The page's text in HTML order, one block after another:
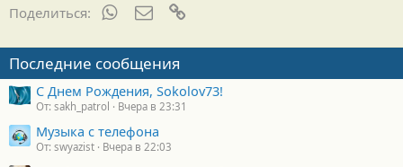
Поделиться: WhatsAppЭлектронная почта
Последние сообщения
С Днем Рождения, Sokolov73!
От: sakh_patrol Вчера в 23:31
Музыка с телефона
От: swyazist Вчера в 22:03